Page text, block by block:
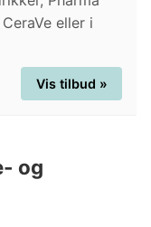
eller i
Vis tilbud »
og